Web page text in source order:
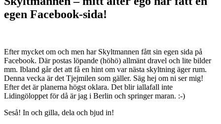
egen Facebook-sida!
Efter mycket om och men har Skyltmannen fått sin egen sida på
Facebook. Där postas löpande (höhö) allmänt dravel och lite bilder
mm. Ibland går det att få en hint om var nästa skyltning äger rum.
Denna vecka är det Tjejmilen som gäller. Säg hej om ni ser mig!
Efter det är planerna högst oklara. Det blir iallafall inte
Lidingöloppet för då är jag i Berlin och springer maran. :-)
Seså! In och gilla, dela och bjud in!